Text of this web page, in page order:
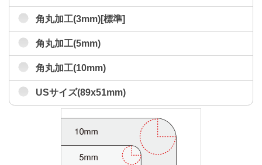
角丸加工(3mm)[標準]
角丸加工(5mm)
角丸加工(10mm)
USサイズ(89x51mm)